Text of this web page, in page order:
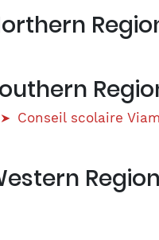
Conseil scolaire
Region